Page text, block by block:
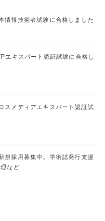
情報技術者試験に合格しました
エキスパート認証試験に合格し
スメディアエキスパート認証試
規採用募集中。学術誌発行支援
など